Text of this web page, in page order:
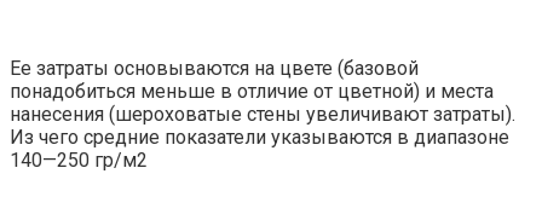
Ее затраты основываются на цвете (базовой
понадобиться меньше в отличие от цветной) и места
нанесения (шероховатые стены увеличивают затраты).
Из чего средние показатели указываются в диапазоне
140—250 гр/м2